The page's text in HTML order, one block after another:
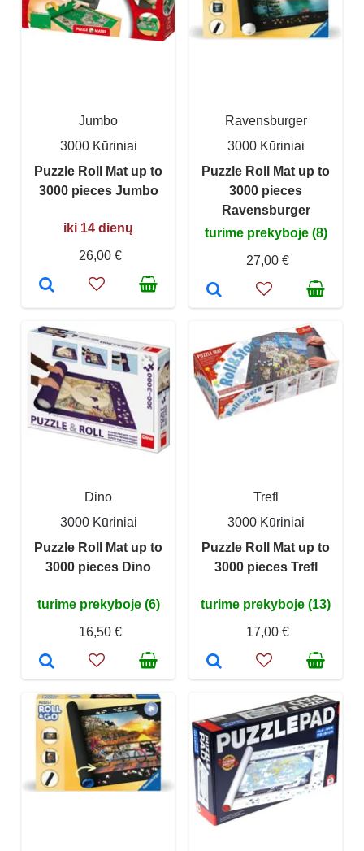
Jumbo
3000 Kūriniai
Puzzle Roll Mat up to
3000 pieces Jumbo
iki 14 dienų
26,00 €
Ravensburger
3000 Kūriniai
Puzzle Roll Mat up to
3000 pieces
Ravensburger
turime prekyboje (8)
27,00 €
Dino
3000 Kūriniai
Puzzle Roll Mat up to
3000 pieces Dino
turime prekyboje (6)
16,50 €
Trefl
3000 Kūriniai
Puzzle Roll Mat up to
3000 pieces Trefl
turime prekyboje (13)
17,00 €